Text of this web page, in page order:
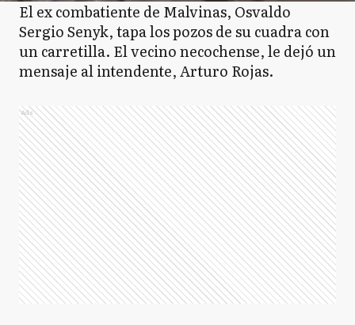
El ex combatiente de Malvinas, Osvaldo
Sergio Senyk, tapa los pozos de su cuadra con
un carretilla. El vecino necochense, le dejó un
mensaje al intendente, Arturo Rojas.
Ads